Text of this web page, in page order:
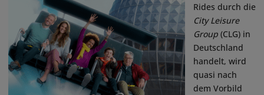
Rides durch die
City Leisure
Group (CLG) in
Deutschland
handelt, wird
quasi nach
dem Vorbild